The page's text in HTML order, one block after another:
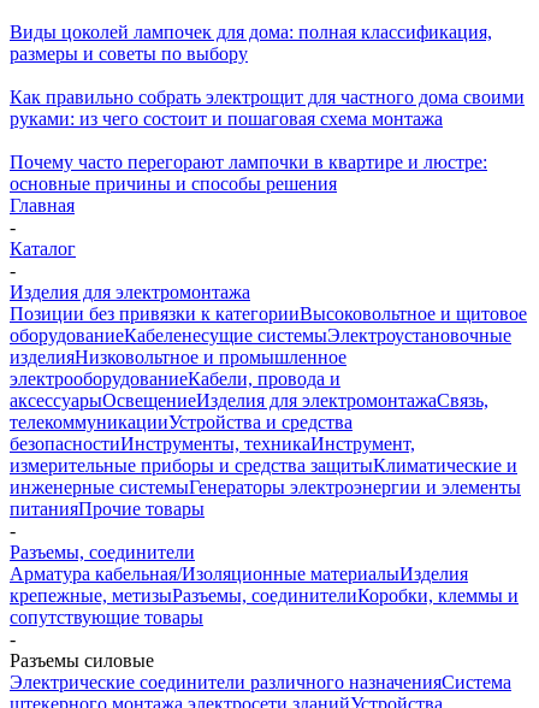
Виды цоколей лампочек для дома: полная классификация,
размеры и советы по выбору
Как правильно собрать электрощит для частного дома своими
руками: из чего состоит и пошаговая схема монтажа
Почему часто перегорают лампочки в квартире и люстре:
основные причины и способы решения
Главная
-
Каталог
-
Изделия для электромонтажа
Позиции без привязки к категорииВысоковольтное и щитовое
оборудованиеКабеленесущие системыЭлектроустановочные
изделияНизковольтное и промышленное
электрооборудованиеКабели, провода и
аксессуарыОсвещениеИзделия для электромонтажаСвязь,
телекоммуникацииУстройства и средства
безопасностиИнструменты, техникаИнструмент,
измерительные приборы и средства защитыКлиматические и
инженерные системыГенераторы электроэнергии и элементы
питанияПрочие товары
-
Разъемы, соединители
Арматура кабельная/Изоляционные материалыИзделия
крепежные, метизыРазъемы, соединителиКоробки, клеммы и
сопутствующие товары
-
Разъемы силовые
Электрические соединители различного назначенияСистема
штекерного монтажа электросети зданийУстройства